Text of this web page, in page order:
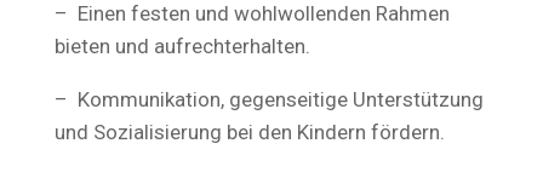
– Einen festen und wohlwollenden Rahmen
bieten und aufrechterhalten.
– Kommunikation, gegenseitige Unterstützung
und Sozialisierung bei den Kindern fördern.